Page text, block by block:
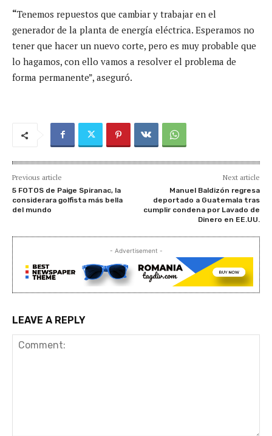
“Tenemos repuestos que cambiar y trabajar en el
generador de la planta de energía eléctrica. Esperamos no
tener que hacer un nuevo corte, pero es muy probable que
lo hagamos, con ello vamos a resolver el problema de
forma permanente”, aseguró.
Previous article
5 FOTOS de Paige Spiranac, la
considerara golfista más bella
del mundo
Next article
Manuel Baldizón regresa
deportado a Guatemala tras
cumplir condena por Lavado de
Dinero en EE.UU.
- Advertisement -
LEAVE A REPLY